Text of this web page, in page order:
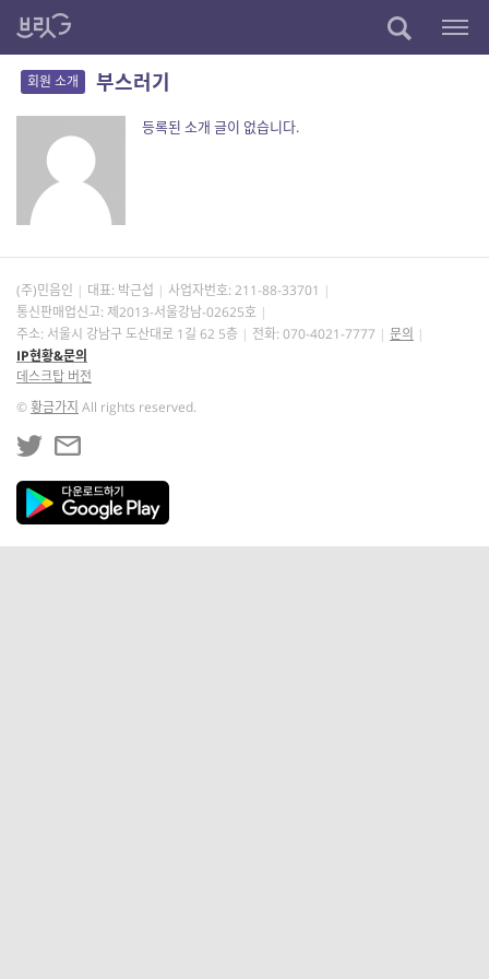
회원 소개 부스러기
등록된 소개 글이 없습니다.
(주)민음인 대표: 박근섭 사업자번호: 211-88-33701
통신판매업신고: 제2013-서울강남-02625호
주소: 서울시 강남구 도산대로 1길 62 5층
전화: 070-4021-7777
문의
IP현황&문의
데스크탑 버전
©황금가지 All rights reserved.